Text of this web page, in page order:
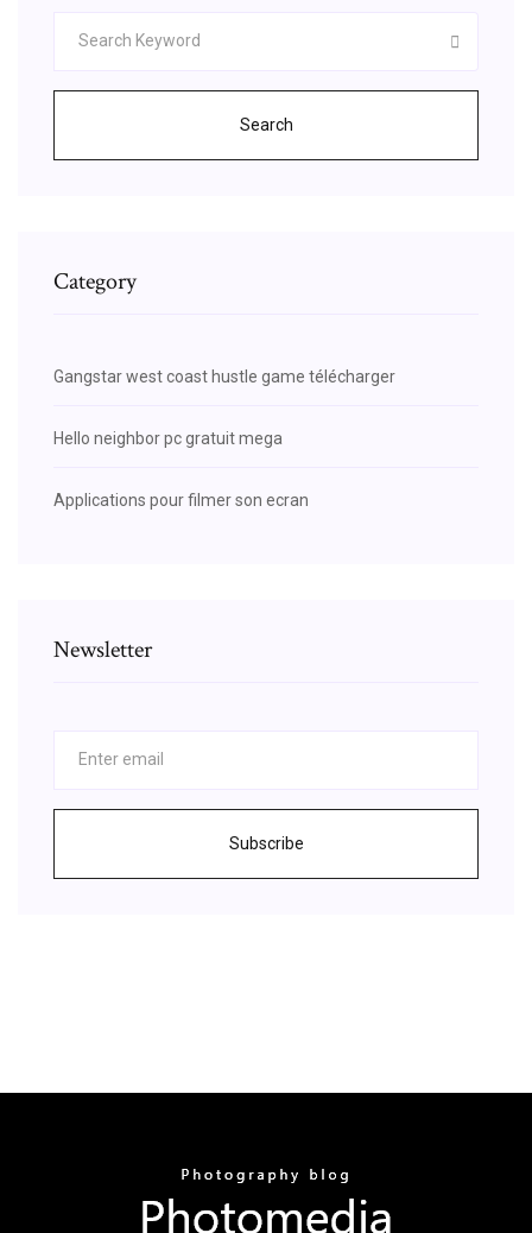
Search
Category
Gangstar west coast hustle game télécharger
Hello neighbor pc gratuit mega
Applications pour filmer son ecran
Newsletter
Subscribe